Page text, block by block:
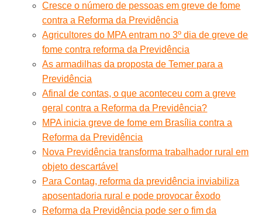
Cresce o número de pessoas em greve de fome
contra a Reforma da Previdência
Agricultores do MPA entram no 3º dia de greve de
fome contra reforma da Previdência
As armadilhas da proposta de Temer para a
Previdência
Afinal de contas, o que aconteceu com a greve
geral contra a Reforma da Previdência?
MPA inicia greve de fome em Brasília contra a
Reforma da Previdência
Nova Previdência transforma trabalhador rural em
objeto descartável
Para Contag, reforma da previdência inviabiliza
aposentadoria rural e pode provocar êxodo
Reforma da Previdência pode ser o fim da